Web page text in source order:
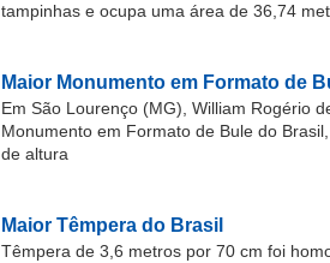
tampinhas e ocupa uma área de 36,74
Maior Monumento em Formato de
Em São Lourenço (MG), William Rogério
Monumento em Formato de Bule do
de altura
Maior Têmpera do Brasil
Têmpera de 3,6 metros por 70 cm foi